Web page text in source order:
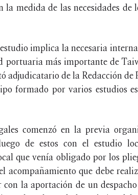
medida de las necesidades de
implica la necesaria
portuaria más importante de
de la Redacción de
formado por varios estudios
comenzó en la previa
de estos con el estudio
que venía obligado por los
acompañamiento que debe
la aportación de un